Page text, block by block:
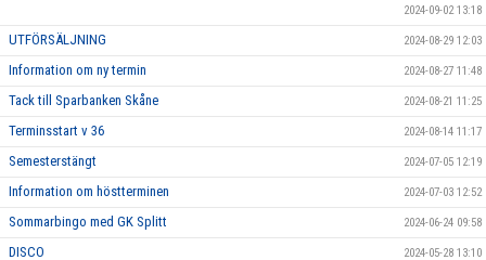
2024-09-02 13:18
UTFÖRSÄLJNING 2024-08-29 12:03
Information om ny termin 2024-08-27 11:48
Tack till Sparbanken Skåne 2024-08-21 11:25
Terminsstart v 36 2024-08-14 11:17
Semesterstängt 2024-07-05 12:19
Information om höstterminen 2024-07-03 12:52
Sommarbingo med GK Splitt 2024-06-24 09:58
DISCO 2024-05-28 13:10